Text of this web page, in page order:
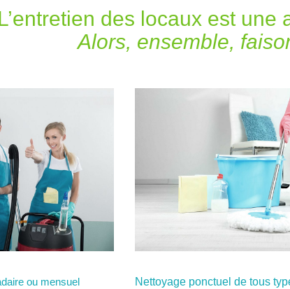
des locaux est une
Alors, ensemble,
ou mensuel Nettoyage ponctuel de tous